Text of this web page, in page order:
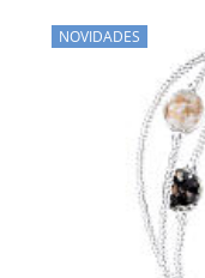
NOVIDADES